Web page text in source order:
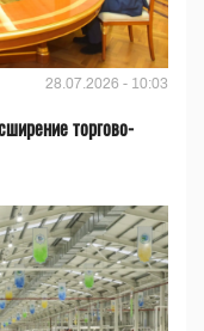
28.07.2026 - 10:03
торгово-